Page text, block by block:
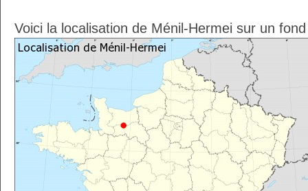
Voici la localisation de Ménil-Hermei sur un